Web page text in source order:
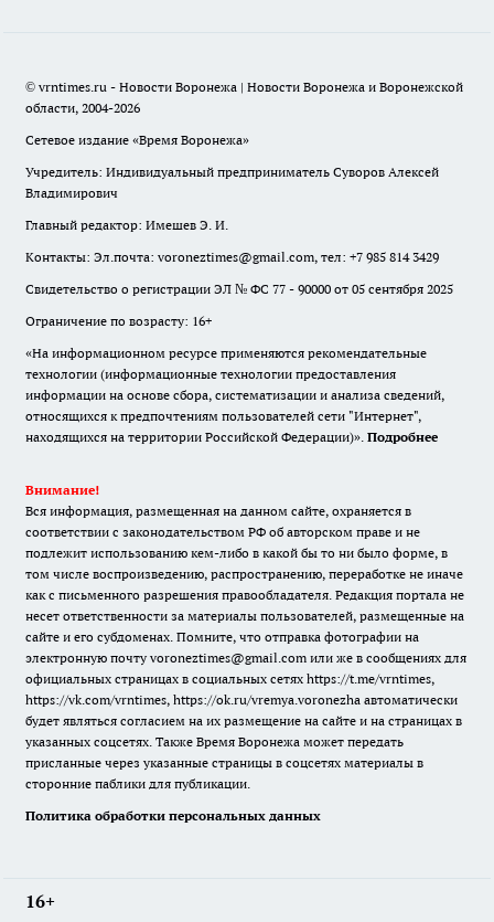
© vrntimes.ru - Новости Воронежа | Новости Воронежа и Воронежской
области, 2004-2026
Сетевое издание «Время Воронежа»
Учредитель: Индивидуальный предприниматель Суворов Алексей
Владимирович
Главный редактор: Имешев Э. И.
Контакты: Эл.почта: voroneztimes@gmail.com, тел: +7 985 814 3429
Свидетельство о регистрации ЭЛ № ФС 77 - 90000 от 05 сентября 2025
Ограничение по возрасту: 16+
«На информационном ресурсе применяются рекомендательные
технологии (информационные технологии предоставления
информации на основе сбора, систематизации и анализа сведений,
относящихся к предпочтениям пользователей сети "Интернет",
находящихся на территории Российской Федерации)». Подробнее
Внимание!
Вся информация, размещенная на данном сайте, охраняется в
соответствии с законодательством РФ об авторском праве и не
подлежит использованию кем-либо в какой бы то ни было форме, в
том числе воспроизведению, распространению, переработке не иначе
как с письменного разрешения правообладателя. Редакция портала не
несет ответственности за материалы пользователей, размещенные на
сайте и его субдоменах. Помните, что отправка фотографии на
электронную почту voroneztimes@gmail.com или же в сообщениях для
официальных страницах в социальных сетях https://t.me/vrntimes,
https://vk.com/vrntimes, https://ok.ru/vremya.voronezha автоматически
будет являться согласием на их размещение на сайте и на страницах в
указанных соцсетях. Также Время Воронежа может передать
присланные через указанные страницы в соцсетях материалы в
сторонние паблики для публикации.
Политика обработки персональных данных
16+